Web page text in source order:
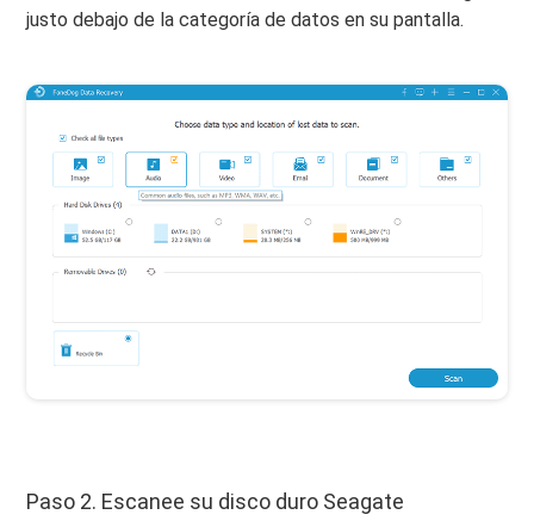
justo debajo de la categoría de datos en su pantalla.
Paso 2. Escanee su disco duro Seagate